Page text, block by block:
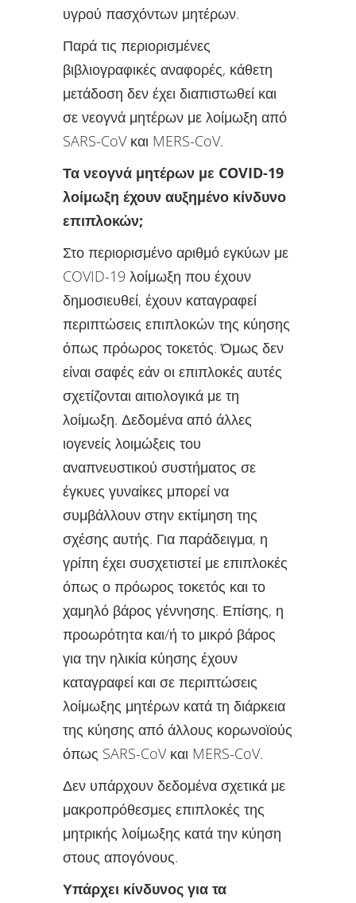
υγρού πασχόντων μητέρων.
Παρά τις περιορισμένες
βιβλιογραφικές αναφορές, κάθετη
μετάδοση δεν έχει διαπιστωθεί και
σε νεογνά μητέρων με λοίμωξη από
SARS-CoV και MERS-CoV.
Τα νεογνά μητέρων με COVID-19
λοίμωξη έχουν αυξημένο κίνδυνο
επιπλοκών;
Στο περιορισμένο αριθμό εγκύων με
COVID-19 λοίμωξη που έχουν
δημοσιευθεί, έχουν καταγραφεί
περιπτώσεις επιπλοκών της κύησης
όπως πρόωρος τοκετός. Όμως δεν
είναι σαφές εάν οι επιπλοκές αυτές
σχετίζονται αιτιολογικά με τη
λοίμωξη. Δεδομένα από άλλες
ιογενείς λοιμώξεις του
αναπνευστικού συστήματος σε
έγκυες γυναίκες μπορεί να
συμβάλλουν στην εκτίμηση της
σχέσης αυτής. Για παράδειγμα, η
γρίπη έχει συσχετιστεί με επιπλοκές
όπως ο πρόωρος τοκετός και το
χαμηλό βάρος γέννησης. Επίσης, η
προωρότητα και/ή το μικρό βάρος
για την ηλικία κύησης έχουν
καταγραφεί και σε περιπτώσεις
λοίμωξης μητέρων κατά τη διάρκεια
της κύησης από άλλους κορωνοϊούς
όπως SARS-CoV και MERS-CoV.
Δεν υπάρχουν δεδομένα σχετικά με
μακροπρόθεσμες επιπλοκές της
μητρικής λοίμωξης κατά την κύηση
στους απογόνους.
Υπάρχει κίνδυνος για τα